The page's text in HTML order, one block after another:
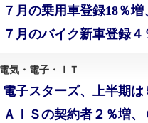
７月の乗用車登録18％
７月のバイク新車登録
電気・電子・ＩＴ
電子スターズ、上半期
ＡＩＳの契約者２％増